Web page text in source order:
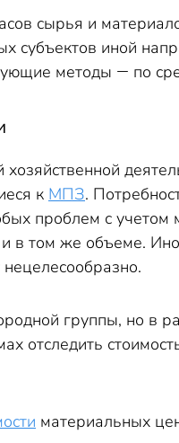
сырья и
субъектов иной
методы ― по
к МПЗ.
проблем с
в том же объеме.
группы, но в
отследить
материальных